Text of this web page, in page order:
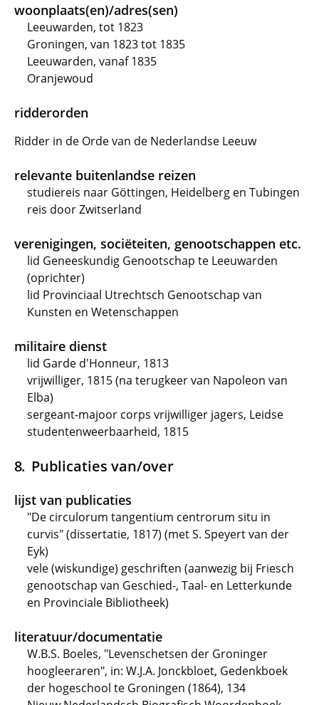
woonplaats(en)/adres(sen)
Leeuwarden, tot 1823
Groningen, van 1823 tot 1835
Leeuwarden, vanaf 1835
Oranjewoud
ridderorden
Ridder in de Orde van de Nederlandse Leeuw
relevante buitenlandse reizen
studiereis naar Göttingen, Heidelberg en Tubingen
reis door Zwitserland
verenigingen, sociëteiten, genootschappen etc.
lid Geneeskundig Genootschap te Leeuwarden
(oprichter)
lid Provinciaal Utrechtsch Genootschap van
Kunsten en Wetenschappen
militaire dienst
lid Garde d'Honneur, 1813
vrijwilliger, 1815 (na terugkeer van Napoleon van
Elba)
sergeant-majoor corps vrijwilliger jagers, Leidse
studentenweerbaarheid, 1815
Publicaties van/over
lijst van publicaties
"De circulorum tangentium centrorum situ in
curvis" (dissertatie, 1817) (met S. Speyert van der
Eyk)
vele (wiskundige) geschriften (aanwezig bij Friesch
genootschap van Geschied-, Taal- en Letterkunde
en Provinciale Bibliotheek)
literatuur/documentatie
W.B.S. Boeles, "Levenschetsen der Groninger
hoogleeraren", in: W.J.A. Jonckbloet, Gedenkboek
der hogeschool te Groningen (1864), 134